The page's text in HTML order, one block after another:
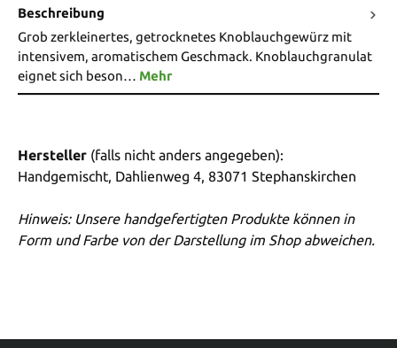
Beschreibung
Grob zerkleinertes, getrocknetes Knoblauchgewürz mit
intensivem, aromatischem Geschmack. Knoblauchgranulat
eignet sich beson… Mehr
Hersteller (falls nicht anders angegeben):
Handgemischt, Dahlienweg 4, 83071 Stephanskirchen
Hinweis: Unsere handgefertigten Produkte können in
Form und Farbe von der Darstellung im Shop abweichen.